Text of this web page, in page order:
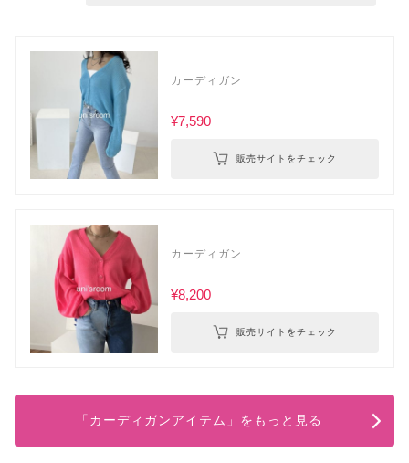
カーディガン
¥7,590
販売サイトをチェック
カーディガン
¥8,200
販売サイトをチェック
「カーディガンアイテム」をもっと見る